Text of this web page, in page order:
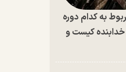
به کدام دوره
کیست و